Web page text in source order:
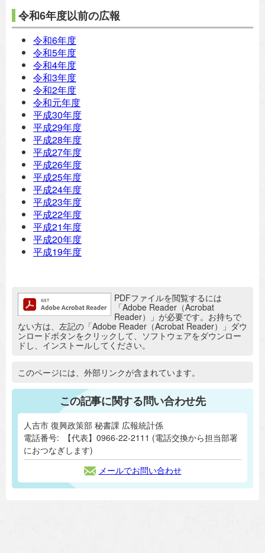
令和6年度以前の広報
令和6年度
令和5年度
令和4年度
令和3年度
令和2年度
令和元年度
平成30年度
平成29年度
平成28年度
平成27年度
平成26年度
平成25年度
平成24年度
平成23年度
平成22年度
平成21年度
平成20年度
平成19年度
追加情報：PDFファイルPDFファイルを閲覧するには
「Adobe Reader（Acrobat
Reader）」が必要です。お持ちで
ない方は、左記の「Adobe Reader（Acrobat Reader）」ダウ
ンロードボタンをクリックして、ソフトウェアをダウンロー
ドし、インストールしてください。
追加情報：外部リンク
このページには、外部リンクが含まれています。
この記事に関する問い合わせ先
人吉市 復興政策部 秘書課 広報統計係
電話番号:
【代表】0966-22-2111 (電話交換から担当部署
におつなぎします)
メールでお問い合わせ